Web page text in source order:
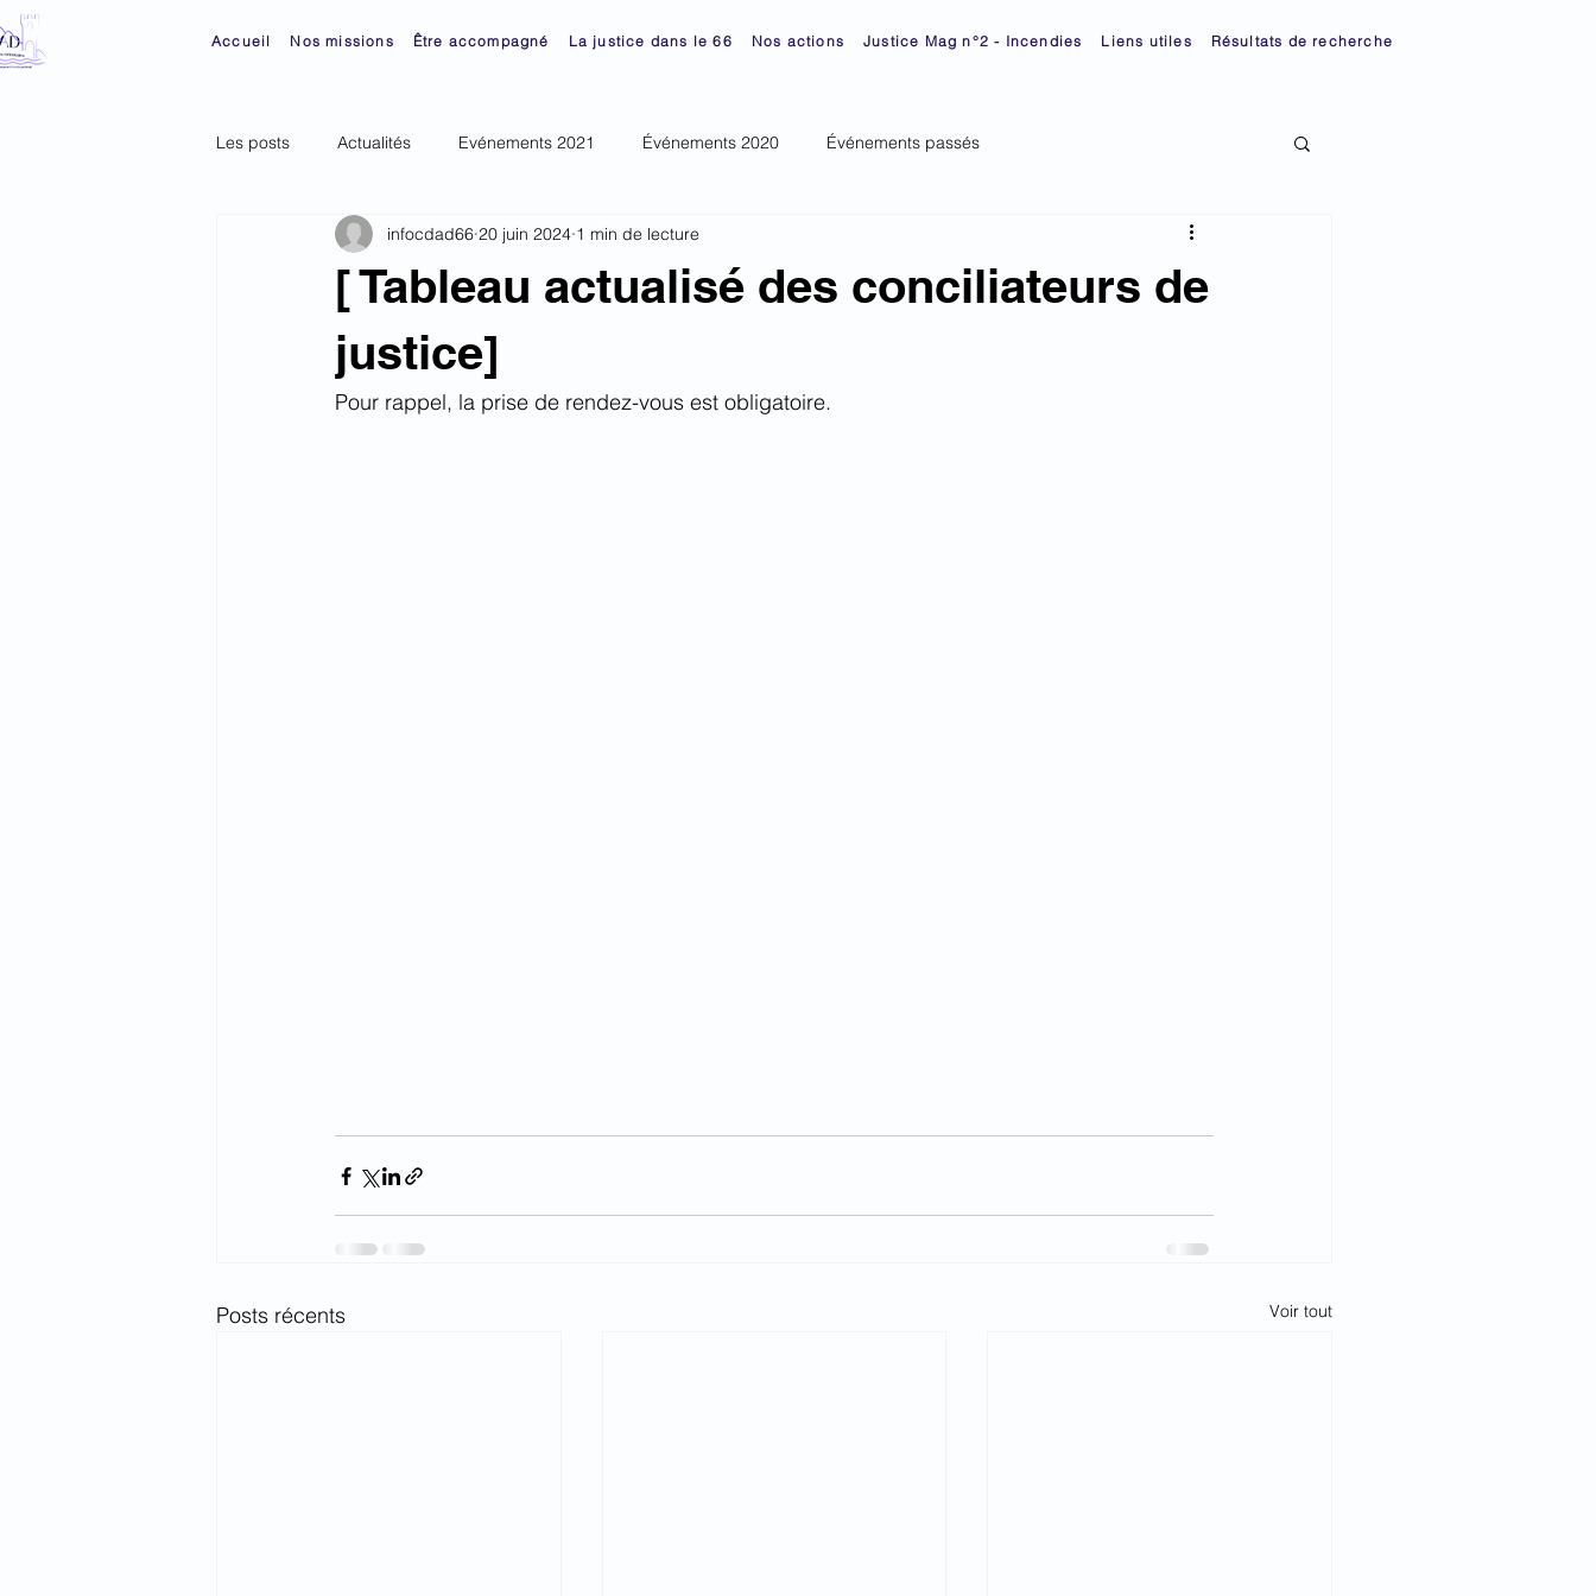
Accueil Nos missions Être accompagné La justice dans le 66 Nos actions Justice Mag n°2 - Incendies Liens utiles Résultats de recherche
Les posts Actualités Evénements 2021 Événements 2020 Événements passés
[ Tableau actualisé des conciliateurs de
justice]
infocdad66 20 juin 2024 1 min de lecture
Pour rappel, la prise de rendez-vous est obligatoire.
Posts récents Voir tout